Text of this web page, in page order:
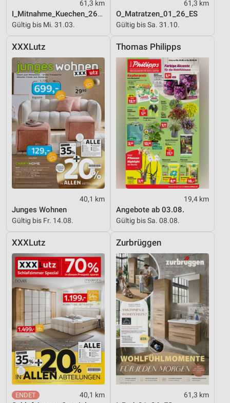
61,3 km
I_Mitnahme_Kuechen_26_ES
Gültig bis Mi. 31.03.
61,3 km
O_Matratzen_01_26_ES
Gültig bis Sa. 31.10.
XXXLutz
40,1 km
Junges Wohnen
Gültig bis Fr. 14.08.
Thomas Philipps
19,4 km
Angebote ab 03.08.
Gültig bis Sa. 08.08.
XXXLutz
40,1 km
Zurbrüggen
61,3 km